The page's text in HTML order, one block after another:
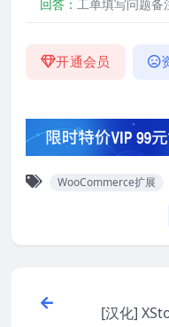
回答： 工单填写问题备
开通会员
WooCommerce扩展
[汉化]